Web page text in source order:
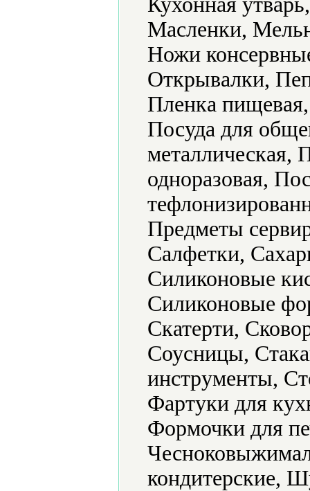
Масленки,
Ножи
Открывалки,
Пленка
Посуда для
металлическая,
одноразовая,
Предметы
Салфетки,
Силиконовые
Силиконовые
Скатерти,
Соусницы,
инструменты,
Фартуки для
Формочки для
кондитерские,